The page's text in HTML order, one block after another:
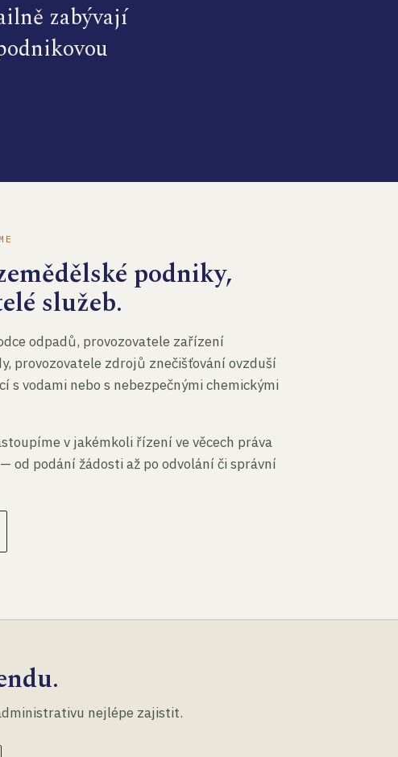
zabývají
podniky,
služeb.
odpadů, provozovatele zařízení
provozovatele zdrojů znečišťování ovzduší
s vodami nebo s nebezpečnými chemickými
v jakémkoli řízení ve věcech práva
od podání žádosti až po odvolání či správní
nejlépe zajistit.